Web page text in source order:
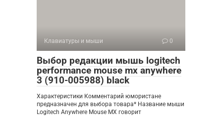
Клавиатуры и мыши 0
Выбор редакции мышь logitech
performance mouse mx anywhere
3 (910-005988) black
Характеристики Комментарий юмористане
предназначен для выбора товара* Название мыши
Logitech Anywhere Mouse MX говорит